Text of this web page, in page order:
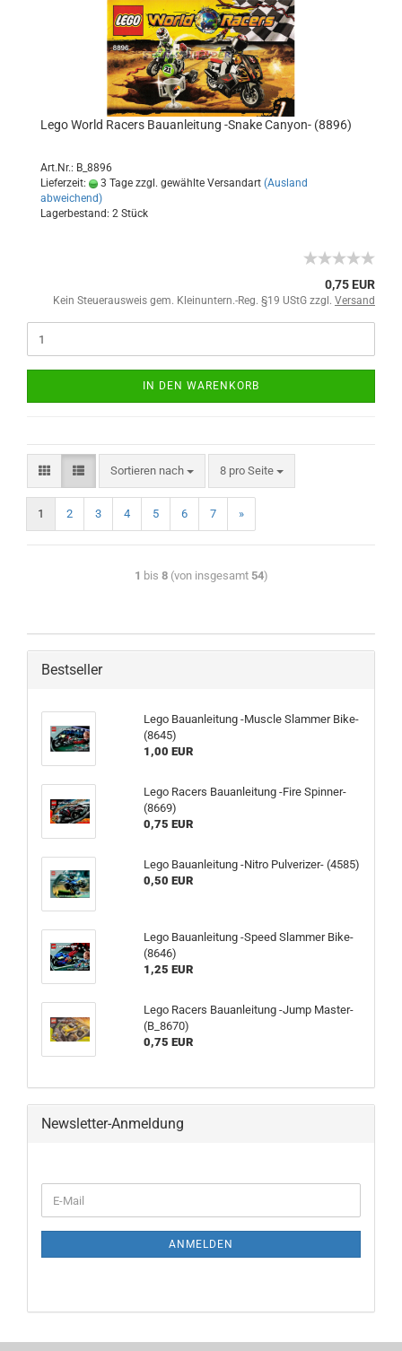
Lego World Racers Bauanleitung -Snake Canyon- (8896)
Art.Nr.: B_8896
Lieferzeit:
3 Tage zzgl. gewählte Versandart (Ausland
abweichend)
Lagerbestand: 2 Stück
0,75 EUR
Kein Steuerausweis gem. Kleinuntern.-Reg. §19 UStG zzgl. Versand
IN DEN WARENKORB
Sortieren nach 8 pro Seite
1 2 3 4 5 6 7 »
1 bis 8(von insgesamt 54)
Bestseller
Lego Bauanleitung -Muscle Slammer Bike-
(8645)
1,00 EUR
Lego Racers Bauanleitung -Fire Spinner-
(8669)
0,75 EUR
Lego Bauanleitung -Nitro Pulverizer- (4585)
0,50 EUR
Lego Bauanleitung -Speed Slammer Bike-
(8646)
1,25 EUR
Lego Racers Bauanleitung -Jump Master-
(B_8670)
0,75 EUR
Newsletter-Anmeldung
ANMELDEN